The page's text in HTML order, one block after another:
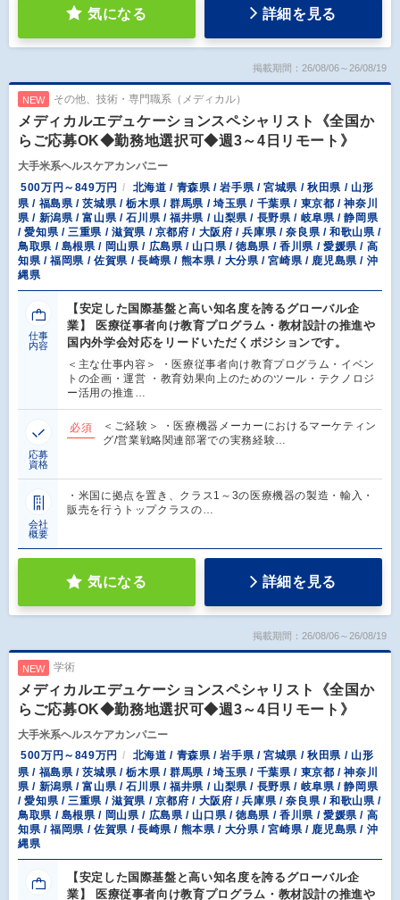
気になる 詳細を見る
掲載期間：26/08/06～26/08/19
NEW その他、技術・専門職系（メディカル）
メディカルエデュケーションスペシャリスト《全国か
らご応募OK◆勤務地選択可◆週3～4日リモート》
大手米系ヘルスケアカンパニー
500万円～849万円
北海道 / 青森県 / 岩手県 / 宮城県 / 秋田県 / 山形
県 / 福島県 / 茨城県 / 栃木県 / 群馬県 / 埼玉県 / 千葉県 / 東京都 / 神奈川
県 / 新潟県 / 富山県 / 石川県 / 福井県 / 山梨県 / 長野県 / 岐阜県 / 静岡県
/ 愛知県 / 三重県 / 滋賀県 / 京都府 / 大阪府 / 兵庫県 / 奈良県 / 和歌山県 /
鳥取県 / 島根県 / 岡山県 / 広島県 / 山口県 / 徳島県 / 香川県 / 愛媛県 / 高
知県 / 福岡県 / 佐賀県 / 長崎県 / 熊本県 / 大分県 / 宮崎県 / 鹿児島県 / 沖
縄県
仕事
内容
【安定した国際基盤と高い知名度を誇るグローバル企
業】 医療従事者向け教育プログラム・教材設計の推進や
国内外学会対応をリードいただくポジションです。
＜主な仕事内容＞ ・医療従事者向け教育プログラム・イベン
トの企画・運営 ・教育効果向上のためのツール・テクノロジ
ー活用の推進…
応募
資格
必須
＜ご経験＞ ・医療機器メーカーにおけるマーケティン
グ/営業戦略関連部署での実務経験…
会社
概要
・米国に拠点を置き、クラス1～3の医療機器の製造・輸入・
販売を行うトップクラスの…
気になる 詳細を見る
掲載期間：26/08/06～26/08/19
NEW 学術
メディカルエデュケーションスペシャリスト《全国か
らご応募OK◆勤務地選択可◆週3～4日リモート》
大手米系ヘルスケアカンパニー
500万円～849万円
北海道 / 青森県 / 岩手県 / 宮城県 / 秋田県 / 山形
県 / 福島県 / 茨城県 / 栃木県 / 群馬県 / 埼玉県 / 千葉県 / 東京都 / 神奈川
県 / 新潟県 / 富山県 / 石川県 / 福井県 / 山梨県 / 長野県 / 岐阜県 / 静岡県
/ 愛知県 / 三重県 / 滋賀県 / 京都府 / 大阪府 / 兵庫県 / 奈良県 / 和歌山県 /
鳥取県 / 島根県 / 岡山県 / 広島県 / 山口県 / 徳島県 / 香川県 / 愛媛県 / 高
知県 / 福岡県 / 佐賀県 / 長崎県 / 熊本県 / 大分県 / 宮崎県 / 鹿児島県 / 沖
縄県
【安定した国際基盤と高い知名度を誇るグローバル企
業】 医療従事者向け教育プログラム・教材設計の推進や